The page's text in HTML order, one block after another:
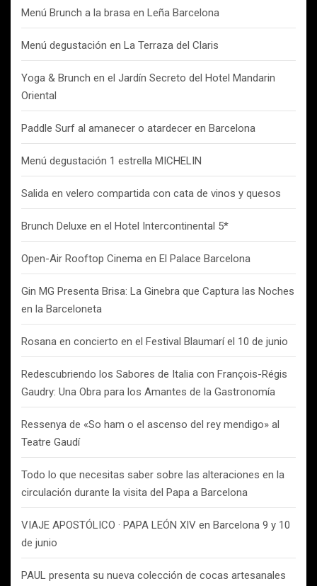
Menú Brunch a la brasa en Leña Barcelona
Menú degustación en La Terraza del Claris
Yoga & Brunch en el Jardín Secreto del Hotel Mandarin
Oriental
Paddle Surf al amanecer o atardecer en Barcelona
Menú degustación 1 estrella MICHELIN
Salida en velero compartida con cata de vinos y quesos
Brunch Deluxe en el Hotel Intercontinental 5*
Open-Air Rooftop Cinema en El Palace Barcelona
Gin MG Presenta Brisa: La Ginebra que Captura las Noches
en la Barceloneta
Rosana en concierto en el Festival Blaumarí el 10 de junio
Redescubriendo los Sabores de Italia con François-Régis
Gaudry: Una Obra para los Amantes de la Gastronomía
Ressenya de «So ham o el ascenso del rey mendigo» al
Teatre Gaudí
Todo lo que necesitas saber sobre las alteraciones en la
circulación durante la visita del Papa a Barcelona
VIAJE APOSTÓLICO · PAPA LEÓN XIV en Barcelona 9 y 10
de junio
PAUL presenta su nueva colección de cocas artesanales